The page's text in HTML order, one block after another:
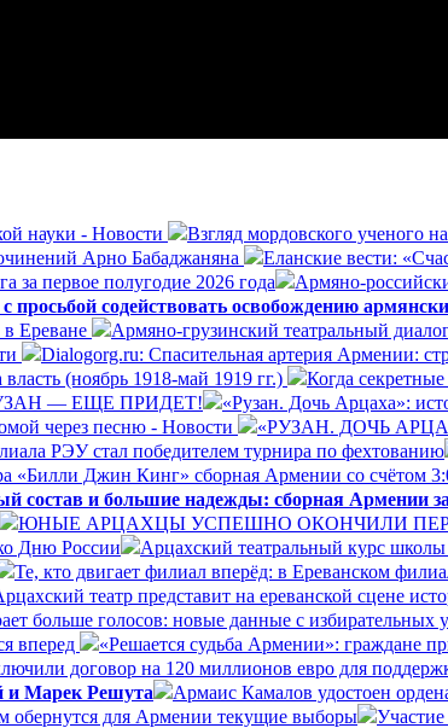
науки - Новости
Взгляд мордовского ученого
Арно Бабаджаняна Еланские вести:
за первое полугодие 2026 года
Армяно-
содействовать освобождению
Ереване
Армяно-грузинский театральный
Dialogorg.ru: Спасительная артерия Армении:
(ноябрь 1918-май 1919 гг.)
Когда
— ЕЩЕ ПРИДЕТ! «Рузан. Дочь Арцаха»:
через песню - Новости «РУЗАН. ДОЧЬ
РЭУ стал победителем турнира по фехтованию
«Билли Джин Кинг» сборная Армении со счётом
состав и большие надежды: сборная Армении
ЮНЫЕ АРЦАХЦЫ УСПЕШНО ОКОНЧИЛИ
Дню России
Арцахский театральный курс
Те, кто двигает филиал вперёд: в Ереванском
театр представит на ереванской сцене
больше голосов: новые данные с избирательных
вперед «Решается судьба Армении»: граждане
договор на 120 миллионов евро для
и Марек Решута Армаис Камалов удостоен
обернутся для Армении текущие выборы